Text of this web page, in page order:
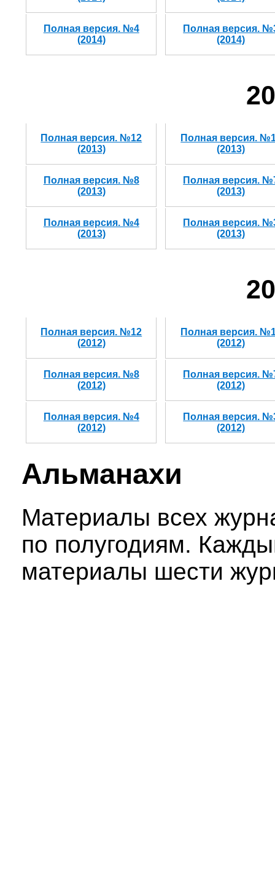
Полная версия. №4
(2014)
Полная версия.
(2014)
Полная версия. №12
(2013)
Полная версия.
(2013)
Полная версия. №8
(2013)
Полная версия.
(2013)
Полная версия. №4
(2013)
Полная версия.
(2013)
Полная версия. №12
(2012)
Полная версия.
(2012)
Полная версия. №8
(2012)
Полная версия.
(2012)
Полная версия. №4
(2012)
Полная версия.
(2012)
Альманахи
Материалы всех
по полугодиям.
материалы шести